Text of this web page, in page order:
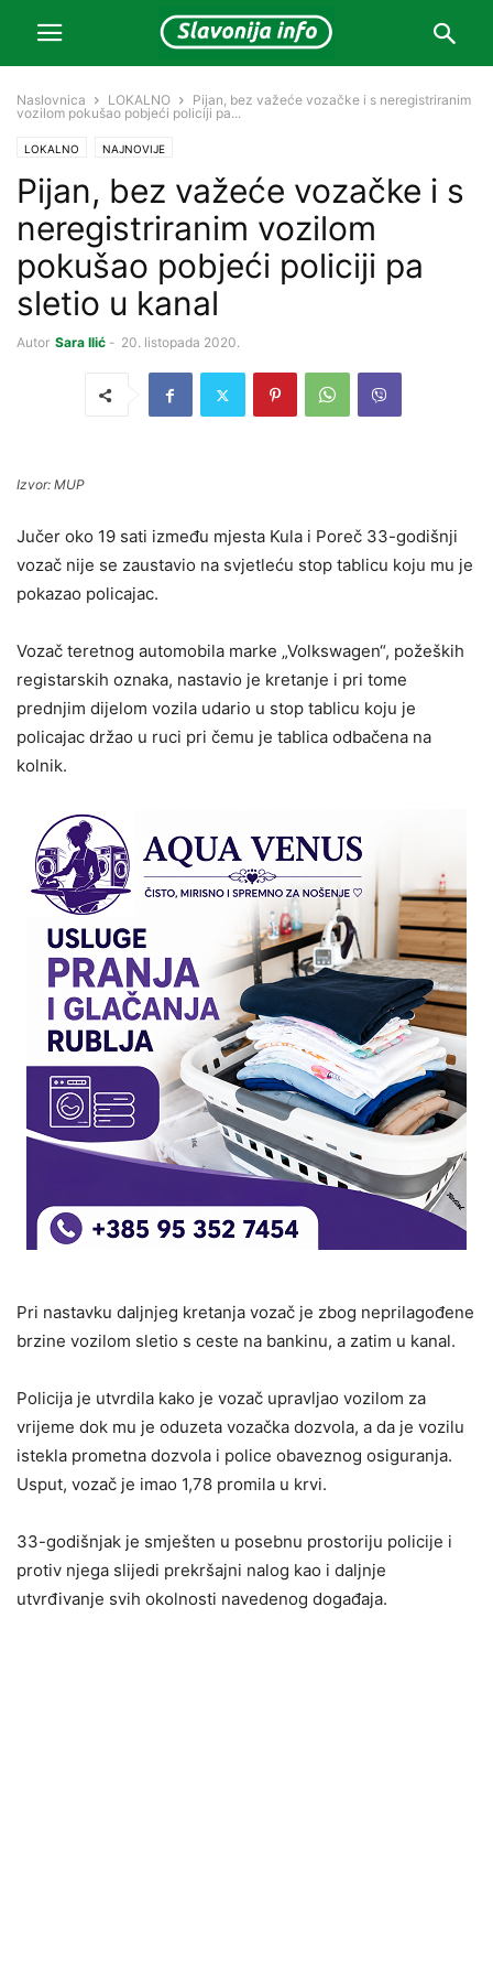
Naslovnica LOKALNO
Pijan, bez važeće vozačke i s neregistriranim
vozilom pokušao pobjeći policiji pa...
LOKALNO NAJNOVIJE
Pijan, bez važeće vozačke i s
neregistriranim vozilom
pokušao pobjeći policiji pa
sletio u kanal
Autor Sara Ilić - 20. listopada 2020.
Izvor: MUP
Jučer oko 19 sati između mjesta Kula i Poreč 33-godišnji
vozač nije se zaustavio na svjetleću stop tablicu koju mu je
pokazao policajac.
Vozač teretnog automobila marke „Volkswagen“, požeških
registarskih oznaka, nastavio je kretanje i pri tome
prednjim dijelom vozila udario u stop tablicu koju je
policajac držao u ruci pri čemu je tablica odbačena na
kolnik.
Pri nastavku daljnjeg kretanja vozač je zbog neprilagođene
brzine vozilom sletio s ceste na bankinu, a zatim u kanal.
Policija je utvrdila kako je vozač upravljao vozilom za
vrijeme dok mu je oduzeta vozačka dozvola, a da je vozilu
istekla prometna dozvola i police obaveznog osiguranja.
Usput, vozač je imao 1,78 promila u krvi.
33-godišnjak je smješten u posebnu prostoriju policije i
protiv njega slijedi prekršajni nalog kao i daljnje
utvrđivanje svih okolnosti navedenog događaja.